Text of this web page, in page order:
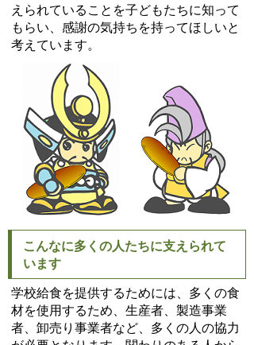
えられていることを子どもたちに知って
もらい、感謝の気持ちを持ってほしいと
考えています。
こんなに多くの人たちに支えられて
います
学校給食を提供するためには、多くの食
材を使用するため、生産者、製造事業
者、卸売り事業者など、多くの人の協力